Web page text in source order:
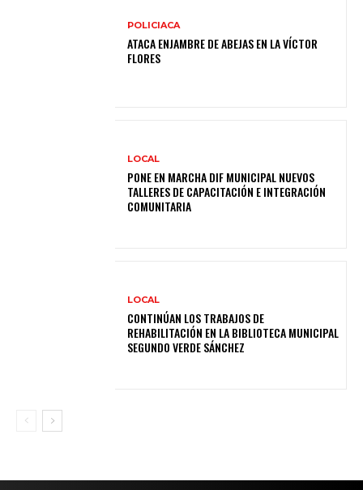
POLICIACA
ATACA ENJAMBRE DE ABEJAS EN LA VÍCTOR
FLORES
LOCAL
PONE EN MARCHA DIF MUNICIPAL NUEVOS
TALLERES DE CAPACITACIÓN E INTEGRACIÓN
COMUNITARIA
LOCAL
CONTINÚAN LOS TRABAJOS DE
REHABILITACIÓN EN LA BIBLIOTECA MUNICIPAL
SEGUNDO VERDE SÁNCHEZ